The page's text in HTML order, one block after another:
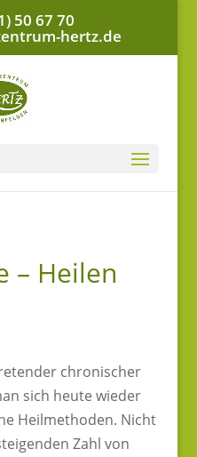
50 67 70
hertz.de
– Heilen
chronischer
sich heute wieder
Heilmethoden. Nicht
Zahl von